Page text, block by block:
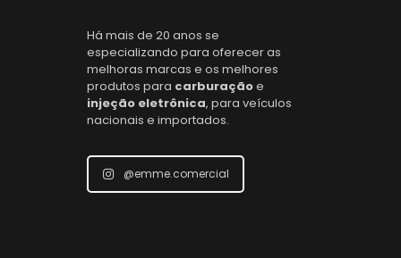
Há mais de 20 anos se
especializando para oferecer as
melhoras marcas e os melhores
produtos para carburaçãoe
injeção eletrônica, para veículos
nacionais e importados.
@emme.comercial